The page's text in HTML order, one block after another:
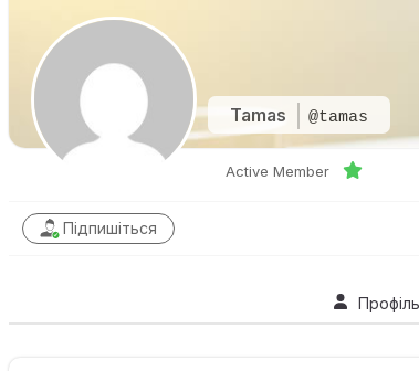
Tamas @tamas
Active Member
Підпишіться
Профіль